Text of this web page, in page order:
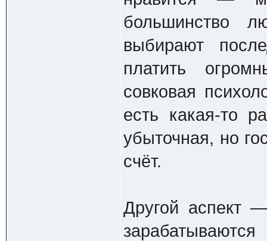
большинство
выбирают
платить
совковая
есть какая-то
убыточная, но
счёт.
Другой аспект